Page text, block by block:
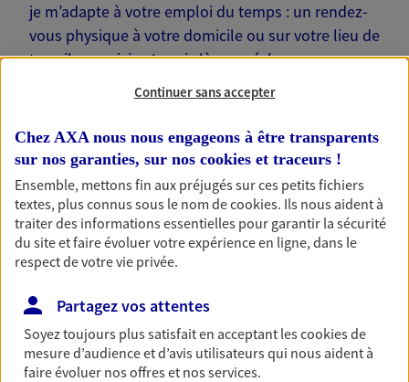
je m’adapte à votre emploi du temps : un rendez-
vous physique à votre domicile ou sur votre lieu de
travail, une visio. Je suis là pour échanger avec
Nos offres phares
Réalisez vos projets grâce à votre épargne : achat
immobilier, études des enfants ou voyage autour
du monde… Épargnez à votre rythme et
simplement, selon votre profil.
Continuer sans accepter
Chez AXA nous nous engageons à être transparents
sur nos garanties, sur nos cookies et traceurs !
Ensemble, mettons fin aux préjugés sur ces petits fichiers
textes, plus connus sous le nom decookies. Ils nous aident à
traiter des informations essentielles pour garantir la sécurité
du site et faire évoluer votre expérience en ligne, dans le
respect de votre vie privée.
Partagez vos attentes
Soyez toujours plus satisfait en acceptant lescookiesde
mesure d’audience et d’avis utilisateurs qui nous aident à
faire évoluer nos offres et nos services.